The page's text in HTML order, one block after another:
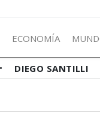
ECONOMÍA
DIEGO SANTILLI